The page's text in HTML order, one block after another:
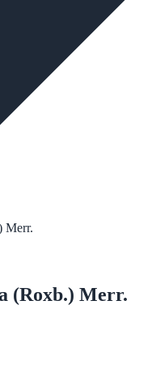
Merr.
(Roxb.) Merr.